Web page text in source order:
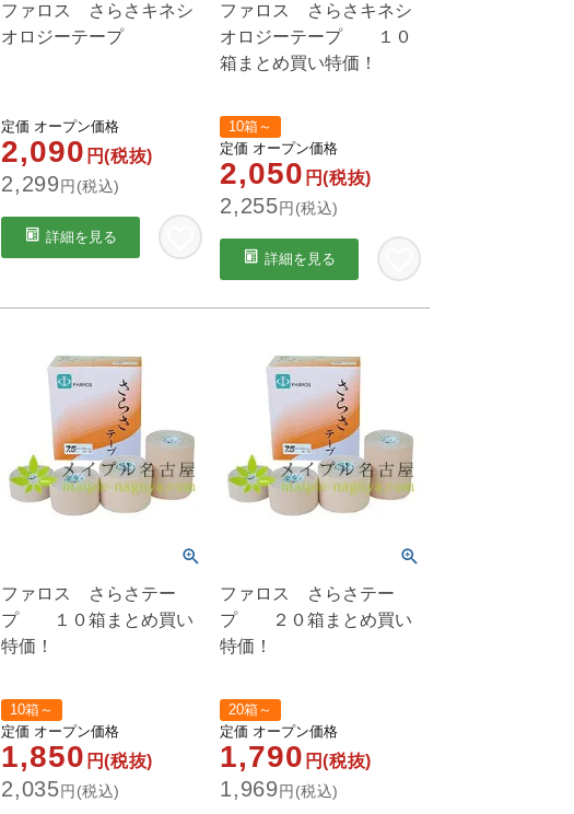
ファロス さらさキネシ
オロジーテープ
定価 オープン価格
2,090 円(税抜)
2,299円(税込)
詳細を見る
ファロス さらさキネシ
オロジーテープ １０
箱まとめ買い特価！
10箱～
定価 オープン価格
2,050 円(税抜)
2,255円(税込)
詳細を見る
ファロス さらさテー
プ １０箱まとめ買い
特価！
10箱～
定価 オープン価格
1,850 円(税抜)
2,035円(税込)
ファロス さらさテー
プ ２０箱まとめ買い
特価！
20箱～
定価 オープン価格
1,790 円(税抜)
1,969円(税込)